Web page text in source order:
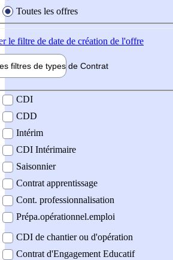
Toutes les offres
le filtre de date de création de l'offre
filtres de types de Contrat
contrat
CDI
CDD
Intérim
CDI Intérimaire
Saisonnier
Contrat apprentissage
Cont. professionnalisation
Prépa.opérationnel.emploi
CDI de chantier ou d'opération
Contrat d'Engagement Educatif